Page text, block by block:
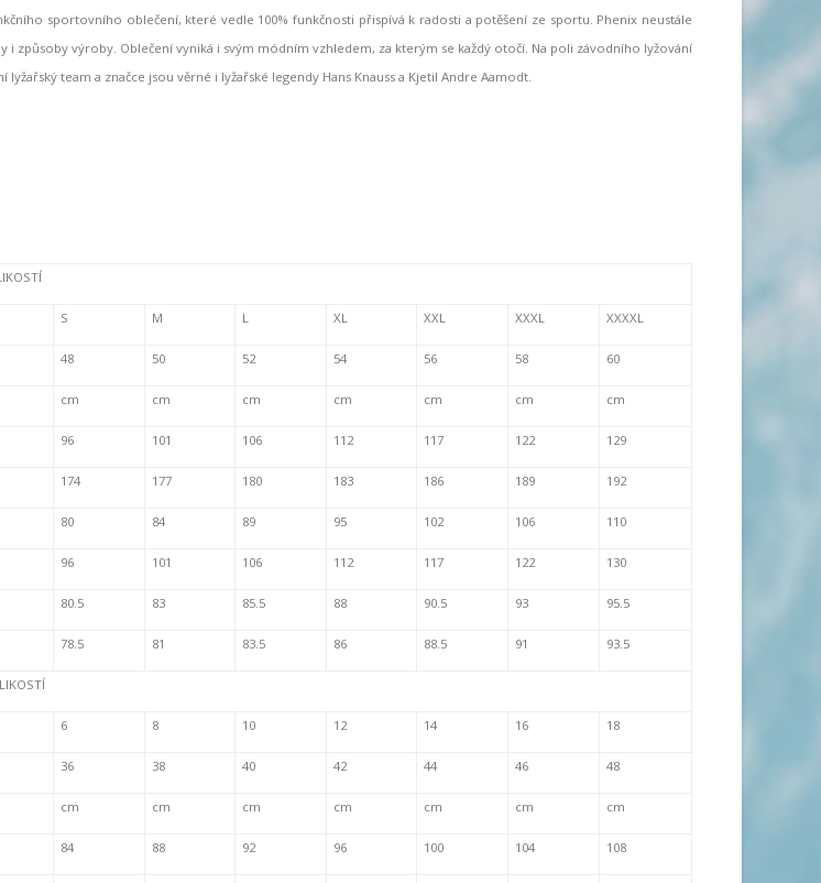
sportovního oblečení, které vedle 100% funkčnosti přispívá k radosti a potěšení ze sportu. Phenix neustále
i způsoby výroby. Oblečení vyniká i svým módním vzhledem, za kterým se každý otočí. Na poli závodního lyžování
team a značce jsou věrné i lyžařské legendy Hans Knauss a Kjetil Andre Aamodt.
S M L XL XXL XXXL XXXXL
48 50 52 54 56 58 60
cm cm cm cm cm cm cm
96 101 106 112 117 122 129
174 177 180 183 186 189 192
80 84 89 95 102 106 110
96 101 106 112 117 122 130
80.5 83 85.5 88 90.5 93 95.5
78.5 81 83.5 86 88.5 91 93.5
6 8 10 12 14 16 18
36 38 40 42 44 46 48
cm cm cm cm cm cm cm
84 88 92 96 100 104 108